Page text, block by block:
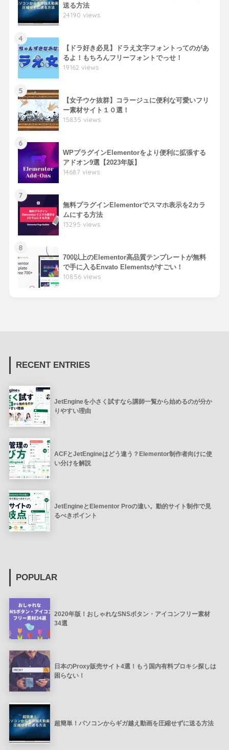
送る方法
24190 views
4
【ドラ好き必見】ドラえ文字フォントってのがあ
るよ！もちろんフリーフォントでっせ！
19162 views
5
【女子ウケ抜群】コラージュに便利な可愛いフリ
ー素材サイト１０選！
15835 views
6
WPプラグインElementorをより便利に拡張する
アドオン9選【2023年版】
14687 views
7
無料プラグインElementorでスマホ表示を2カラ
ムにする方法
13295 views
8
700以上のElementor高品質テンプレートが無料
で手に入るEnvato Elementsがすごい！
10856 views
RECENT ENTRIES
JetEngineを小さく試すなら講師一覧から始めるのが分か
りやすい理由
ACFとJetEngineはどう違う？Elementor制作者向けに使
い分けを解説
JetEngineとElementor Proの違い。動的サイト制作で見
るべきポイント
POPULAR
2020年版！おしゃれなSNSボタン・アイコンフリー素材
34選
日本のProxy販売サイト4選！もう国内有料プロキシ探しは
困らない！
超簡単！パソコンからギガ越え動画を圧縮せずに送る方法